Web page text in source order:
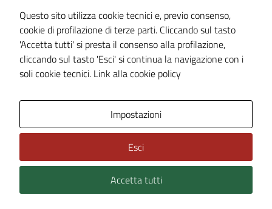
Note legali
Dichiarazione di accessibilità
Piano di miglioramento del sito
Statistiche sito web
Technical Design s.r.l.
Questo sito utilizza cookie tecnici e, previo consenso,
cookie di profilazione di terze parti. Cliccando sul tasto
'Accetta tutti' si presta il consenso alla profilazione,
cliccando sul tasto 'Esci' si continua la navigazione con i
soli cookie tecnici. Link alla cookie policy
Impostazioni
Esci
Accetta tutti